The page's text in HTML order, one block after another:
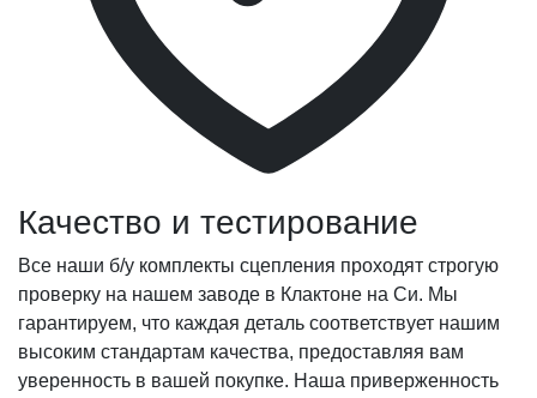
Качество и тестирование
Все наши б/у комплекты сцепления проходят строгую
проверку на нашем заводе в Клактоне на Си. Мы
гарантируем, что каждая деталь соответствует нашим
высоким стандартам качества, предоставляя вам
уверенность в вашей покупке. Наша приверженность